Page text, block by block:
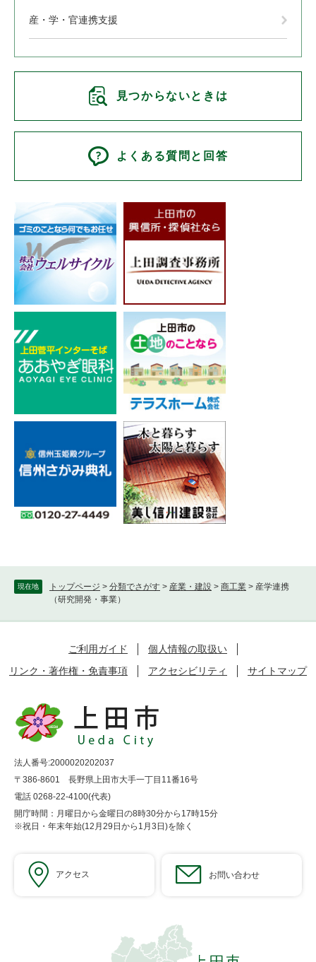
現在地 トップページ > 分類でさがす > 産業・建設 > 商工業 > 産学連携
（研究開発・事業）
産・学・官連携支援
見つからないときは
よくある質問と回答
ご利用ガイド
個人情報の取扱い
リンク・著作権・免責事項
アクセシビリティ サイトマップ
法人番号:2000020202037
〒386-8601 長野県上田市大手一丁目11番16号
電話 0268-22-4100(代表)
開庁時間：月曜日から金曜日の8時30分から17時15分
※祝日・年末年始(12月29日から1月3日)を除く
アクセス お問い合わせ